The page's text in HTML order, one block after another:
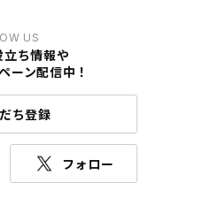
US
ち情報や
ーン配信中！
ち登録
フォロー